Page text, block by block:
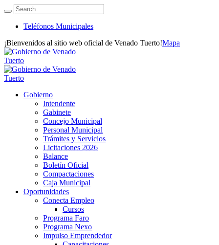
Teléfonos Municipales
¡Bienvenidos al sitio web oficial de Venado Tuerto!Mapa
Gobierno
Intendente
Gabinete
Concejo Municipal
Personal Municipal
Trámites y Servicios
Licitaciones 2026
Balance
Boletín Oficial
Compactaciones
Caja Municipal
Oportunidades
Conecta Empleo
Cursos
Programa Faro
Programa Nexo
Impulso Emprendedor